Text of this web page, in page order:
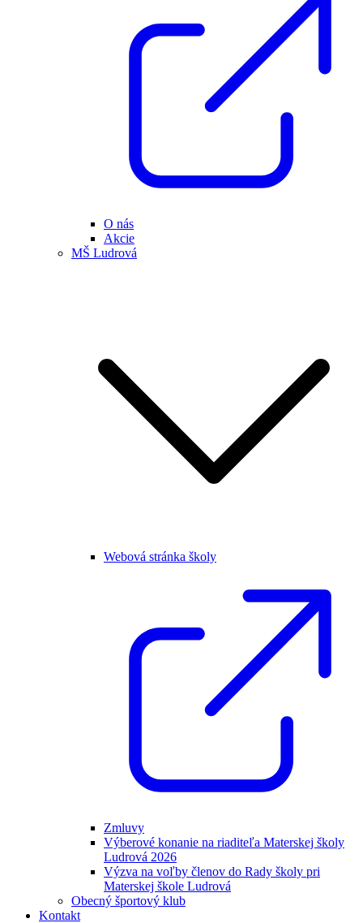
O nás
Akcie
MŠ Ludrová
Webová stránka školy
Zmluvy
Výberové konanie na riaditeľa Materskej školy
Ludrová 2026
Výzva na voľby členov do Rady školy pri
Materskej škole Ludrová
Obecný športový klub
Kontakt